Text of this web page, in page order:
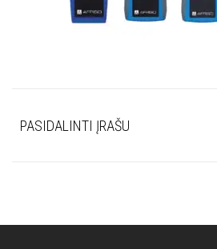
PASIDALINTI ĮRAŠU